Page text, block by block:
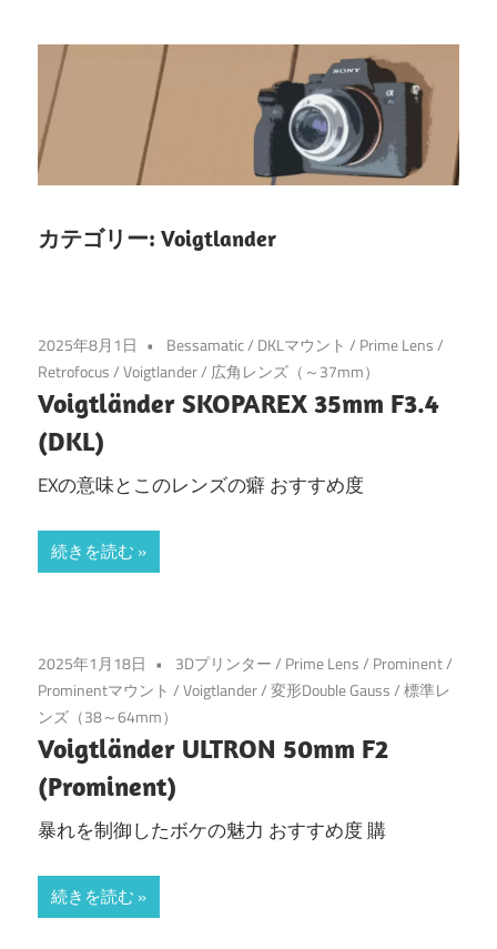
カテゴリー: Voigtlander
2025年8月1日 Bessamatic/ DKLマウント / Prime Lens/
Retrofocus/Voigtlander/ 広角レンズ（～37mm）
Voigtländer SKOPAREX 35mm F3.4
(DKL)
EXの意味とこのレンズの癖 おすすめ度
続きを読む
2025年1月18日 3Dプリンター/ Prime Lens/ Prominent/
Prominentマウント /Voigtlander/変形Double Gauss/標準レ
ンズ（38～64mm）
Voigtländer ULTRON 50mm F2
(Prominent)
暴れを制御したボケの魅力 おすすめ度 購
続きを読む